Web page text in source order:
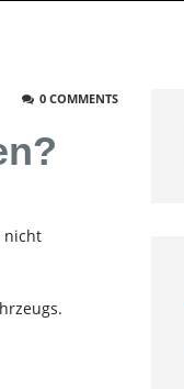
0 COMMENTS
nicht